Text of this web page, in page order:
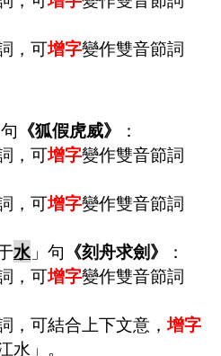
，可增字變作雙音節詞
《狐假虎威》
：
，可增字變作雙音節詞
，可增字變作雙音節詞
水」句 《刻舟求劍》
：
，可增字變作雙音節詞
，可結合上下文意，增字
水」。